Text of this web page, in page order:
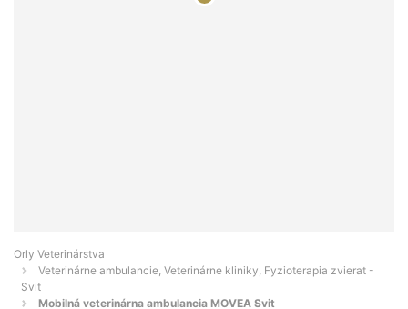
Orly Veterinárstva
Veterinárne ambulancie, Veterinárne kliniky, Fyzioterapia zvierat -
Svit
Mobilná veterinárna ambulancia MOVEA Svit